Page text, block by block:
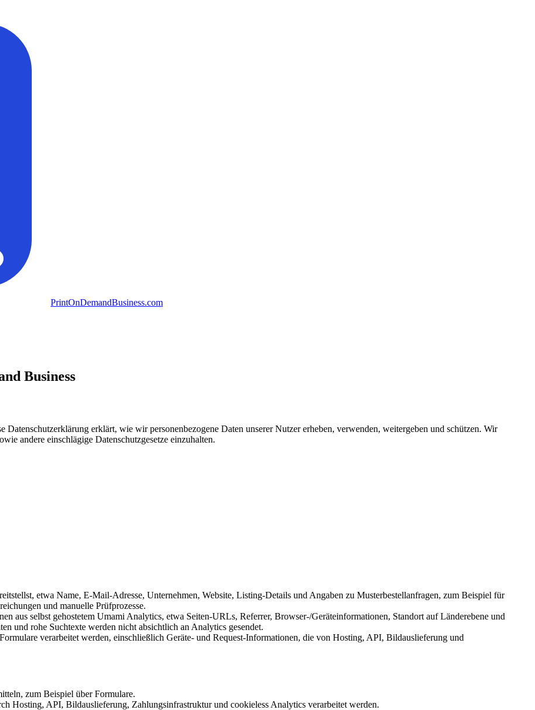
PrintOnDemandBusiness.com
Business
Datenschutzerklärung erklärt, wie wir personenbezogene Daten unserer Nutzer erheben, verwenden, weitergeben und schützen. Wir
andere einschlägige Datenschutzgesetze einzuhalten.
etwa Name, E-Mail-Adresse, Unternehmen, Website, Listing-Details und Angaben zu Musterbestellanfragen, zum Beispiel für
und manuelle Prüfprozesse.
aus selbst gehostetem Umami Analytics, etwa Seiten-URLs, Referrer, Browser-/Geräteinformationen, Standort auf Länderebene und
und rohe Suchtexte werden nicht absichtlich an Analytics gesendet.
verarbeitet werden, einschließlich Geräte- und Request-Informationen, die von Hosting, API, Bildauslieferung und
zum Beispiel über Formulare.
Hosting, API, Bildauslieferung, Zahlungsinfrastruktur und cookieless Analytics verarbeitet werden.